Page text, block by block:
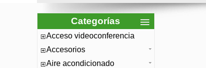
Categorías
Acceso videoconferencia
Accesorios
Aire acondicionado